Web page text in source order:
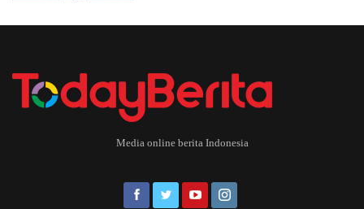
Media online berita Indonesia